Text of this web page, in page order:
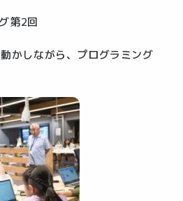
第2回
かしながら、プログラミング